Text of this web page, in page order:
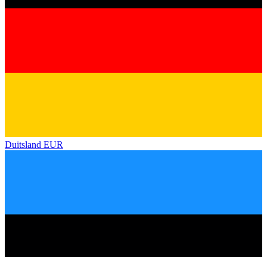
Duitsland EUR